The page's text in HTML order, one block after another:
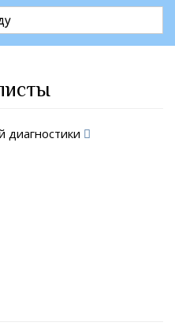
диагностики